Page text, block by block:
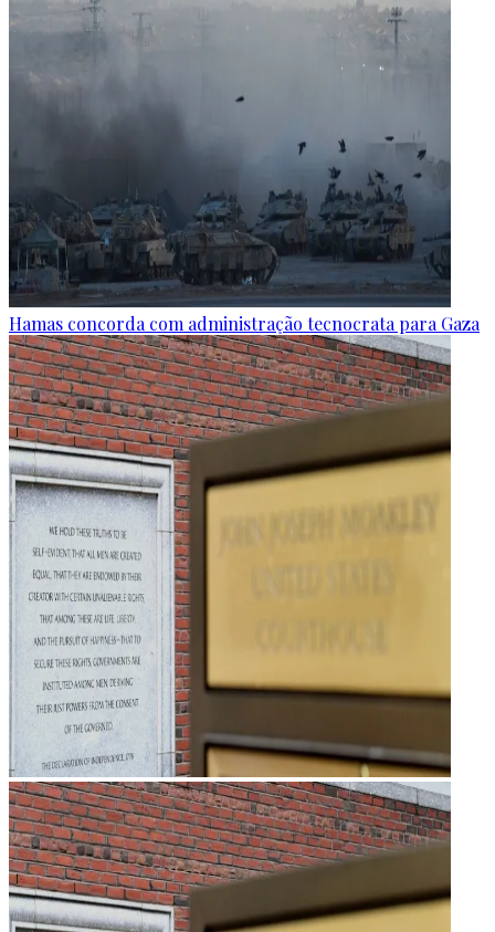
Hamas concorda com administração tecnocrata para Gaza